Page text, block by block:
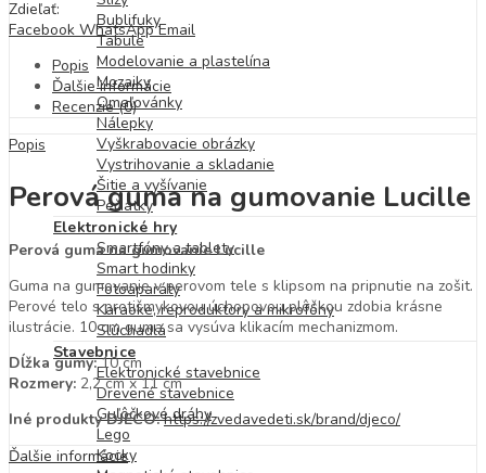
Bublifuky
Tabule
Modelovanie a plastelína
Mozaiky
Omaľovánky
Nálepky
Vyškrabovacie obrázky
Vystrihovanie a skladanie
Šitie a vyšívanie
Pečiatky
Elektronické hry
Smartfóny a tablety
Smart hodinky
Fotoaparáty
Karaoke, reproduktory a mikrofóny
Slúchadlá
Stavebnice
Elektronické stavebnice
Drevené stavebnice
Guľôčkové dráhy
Lego
Kocky
Zdieľať:
Facebook WhatsApp Email
Popis
Ďalšie informácie
Recenzie (0)
Popis
Perová guma na gumovanie Lucille
Perová guma na gumovanie Lucille
Guma na gumovanie v perovom tele s klipsom na pripnutie na zošit.
Perové telo s protišmykovou úchopovou plôškou zdobia krásne
ilustrácie. 10 cm guma sa vysúva klikacím mechanizmom.
Dĺžka gumy:10 cm
Rozmery: 2,2 cm x 11 cm
Iné produkty DJECO: https://zvedavedeti.sk/brand/djeco/
Ďalšie informácie